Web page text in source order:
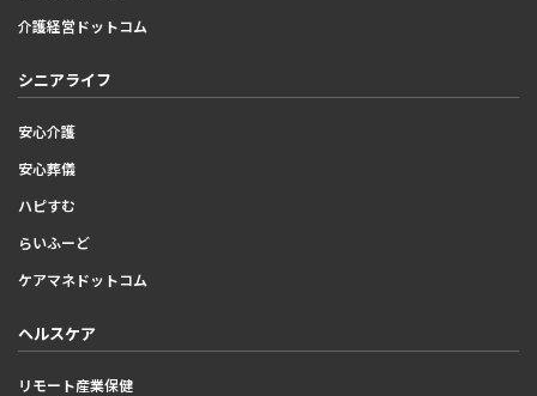
介護経営ドットコム
シニアライフ
安心介護
安心葬儀
ハピすむ
らいふーど
ケアマネドットコム
ヘルスケア
リモート産業保健